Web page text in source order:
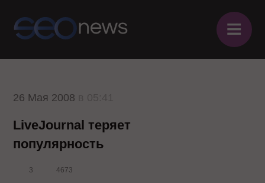
≡
26 Мая 2008
LiveJournal теряет
популярность
3 4673